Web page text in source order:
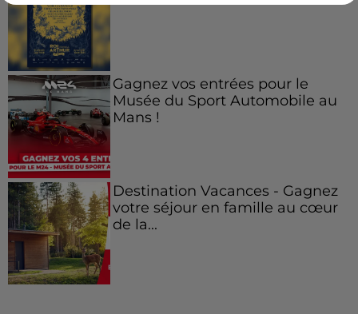
Gagnez vos entrées pour le
Musée du Sport Automobile au
Mans !
Destination Vacances - Gagnez
votre séjour en famille au cœur
de la...